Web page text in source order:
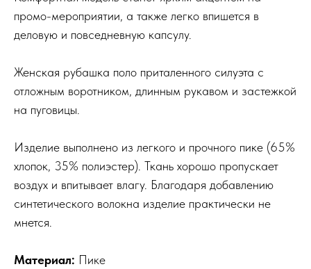
промо-мероприятии, а также легко впишется в
деловую и повседневную капсулу.
Женская рубашка поло приталенного силуэта с
отложным воротником, длинным рукавом и застежкой
на пуговицы.
Изделие выполнено из легкого и прочного пике (65%
хлопок, 35% полиэстер). Ткань хорошо пропускает
воздух и впитывает влагу. Благодаря добавлению
синтетического волокна изделие практически не
мнется.
Материал: Пике